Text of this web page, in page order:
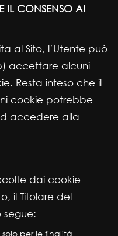
IL CONSENSO AI
al Sito, l’Utente può
accettare alcuni
Resta inteso che il
cookie potrebbe
accedere alla
dai cookie
il Titolare del
per le finalità